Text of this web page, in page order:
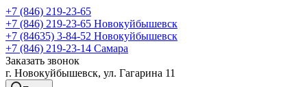
+7 (846) 219-23-65
+7 (846) 219-23-65 Новокуйбышевск
+7 (84635) 3-84-52 Новокуйбышевск
+7 (846) 219-23-14 Самара
Заказать звонок
г. Новокуйбышевск, ул. Гагарина 11